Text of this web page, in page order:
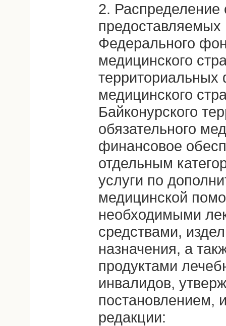
2. Распределение
предоставляемых
Федерального
медицинского
территориальных
медицинского
Байконурского
обязательного
финансовое
отдельным
услуги по
медицинской
необходимыми
средствами,
назначения, а
продуктами
инвалидов,
постановлением,
редакции: